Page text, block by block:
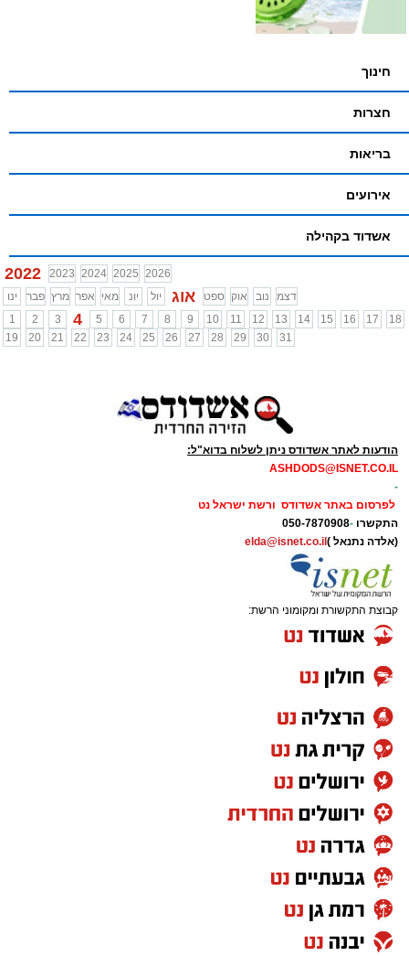
חינוך
חצרות
בריאות
אירועים
אשדוד בקהילה
2022 2023 2024 2025 2026
ינו
פבר מרץ אפר מאי יונ יול אוג ספט אוק נוב
דצמ
1
2 3 4 5 6 7 8 9 10 11 12 13 14 15 16 17
18
19
20 21 22 23 24 25 26 27 28 29 30 31
הודעות לאתר אשדודס ניתן לשלוח בדוא"ל:
ASHDODS@ISNET.CO.IL
-
לפרסום באתר אשדודס ורשת ישראל נט
התקשרו -
050-7870908
(אלדה נתנאל ) elda@isnet.co.il
קבוצת התקשורת ומקומוני הרשת: